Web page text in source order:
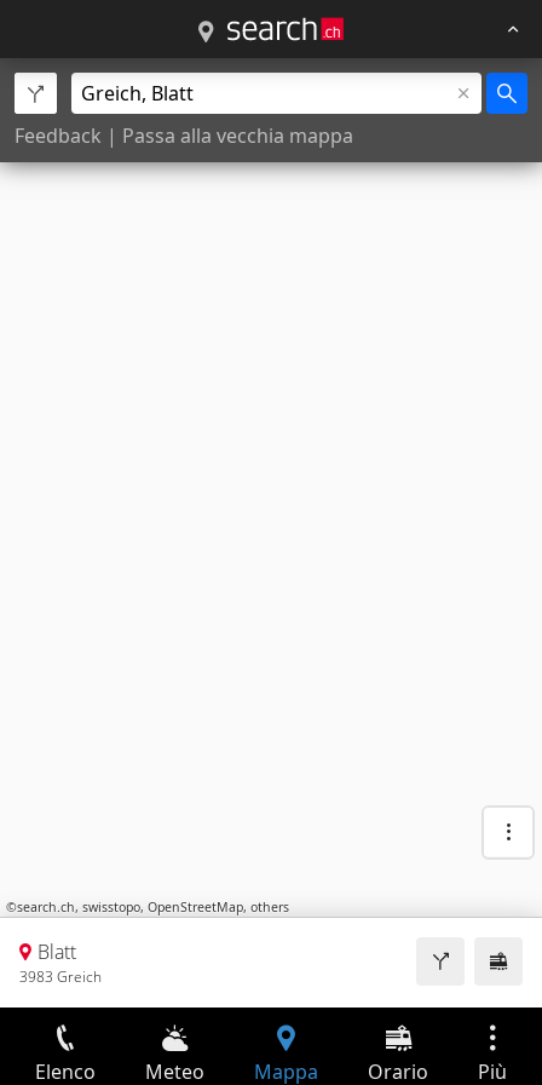
Feedback | Passa alla vecchia mappa
©search.ch, swisstopo, OpenStreetMap, others
Blatt
3983 Greich
Elenco Meteo Mappa Orario Più